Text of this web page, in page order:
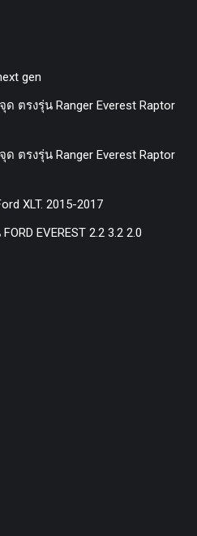
gen
ตรงรุ่น Ranger Everest Raptor
ตรงรุ่น Ranger Everest Raptor
XLT. 2015-2017
EVEREST 2.2 3.2 2.0